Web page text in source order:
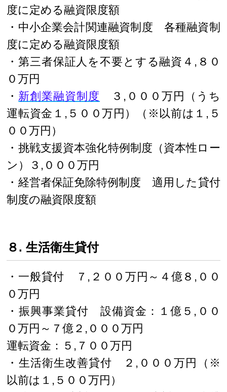
度に定める融資限度額
・中小企業会計関連融資制度 各種融資制
度に定める融資限度額
・第三者保証人を不要とする融資４,８０
０万円
・ 新創業融資制度 ３,０００万円（うち
運転資金１,５００万円）（※以前は１,５
００万円）
・挑戦支援資本強化特例制度（資本性ロー
ン）３,０００万円
・経営者保証免除特例制度 適用した貸付
制度の融資限度額
８. 生活衛生貸付
・一般貸付 ７,２００万円～４億８,００
０万円
・振興事業貸付 設備資金：１億５,００
０万円～７億２,０００万円
運転資金：５,７００万円
・生活衛生改善貸付 ２,０００万円（※
以前は１,５００万円）